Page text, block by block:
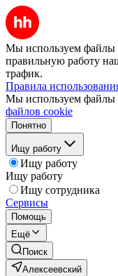
Мы используем файлы
правильную работу
трафик.
Правила
Мы используем файлы
файлов cookie
Понятно
Ищу работу
Ищу работу
Ищу работу
Ищу сотрудника
Сервисы
Помощь
Ещё
Поиск
Алексеевский